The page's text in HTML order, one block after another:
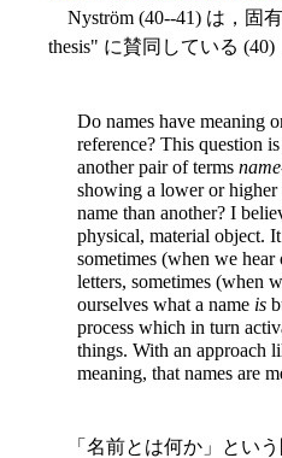
Nyström (40--41) は，固
thesis" に賛同している
Do names have meaning
reference? This question
another pair of terms name
showing a lower or higher
name than another? I
physical, material object.
sometimes (when we
letters, sometimes (when
ourselves what a name is
process which in turn
things. With an approach
meaning, that names are
「名前とは何か」という